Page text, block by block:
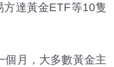
達黃金ETF等10隻
月，大多數黃金主